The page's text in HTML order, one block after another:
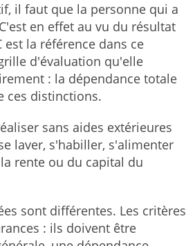
il faut que la personne qui a
en effet au vu du résultat
est la référence dans ce
d'évaluation qu'elle
: la dépendance totale
ces distinctions.
sans aides extérieures
laver, s'habiller, s'alimenter
rente ou du capital du
sont différentes. Les critères
: ils doivent être